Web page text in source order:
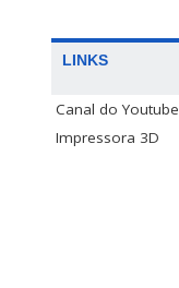
LINKS
Canal do Youtube
Impressora 3D